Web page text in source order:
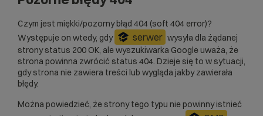
Czym jest miękki/pozorny błąd 404 (soft 404 error)?
Występuje on wtedy, gdy
serwer wysyła dla żądanej
strony status 200 OK, ale wyszukiwarka Google uważa, że
strona powinna zwrócić status 404. Dzieje się to w sytuacji,
gdy strona nie zawiera treści lub wygląda jakby zawierała
błędy.
Można powiedzieć, że strony tego typu nie powinny istnieć